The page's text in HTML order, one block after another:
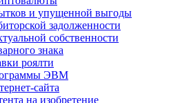
и упущенной выгоды
задолженности
собственности
знака
роялти
ЭВМ
сайта
на изобретение